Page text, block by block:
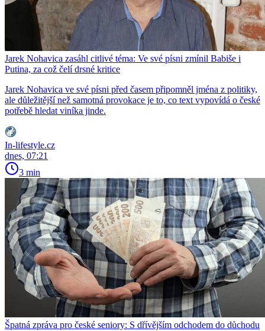
Jarek Nohavica zasáhl citlivé téma: Ve své písni zmínil Babiše i
Putina, za což čelí drsné kritice
Jarek Nohavica ve své písni před časem připomněl jména z politiky,
ale důležitější než samotná provokace je to, co text vypovídá o české
potřebě hledat viníka jinde.
In-lifestyle.cz
dnes, 07:21
3 min
Špatná zpráva pro české seniory: S dřívějším odchodem do důchodu